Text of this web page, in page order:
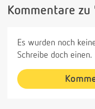
Kommentare zu
Es wurden noch
Schreibe doch einen.